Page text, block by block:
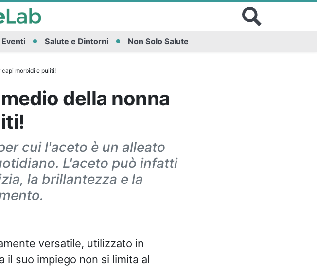
Eventi Salute e Dintorni Non Solo Salute
morbidi e puliti!
della nonna
cui l'aceto è un alleato
L'aceto può infatti
la brillantezza e la
versatile, utilizzato in
il suo impiego non si limita al